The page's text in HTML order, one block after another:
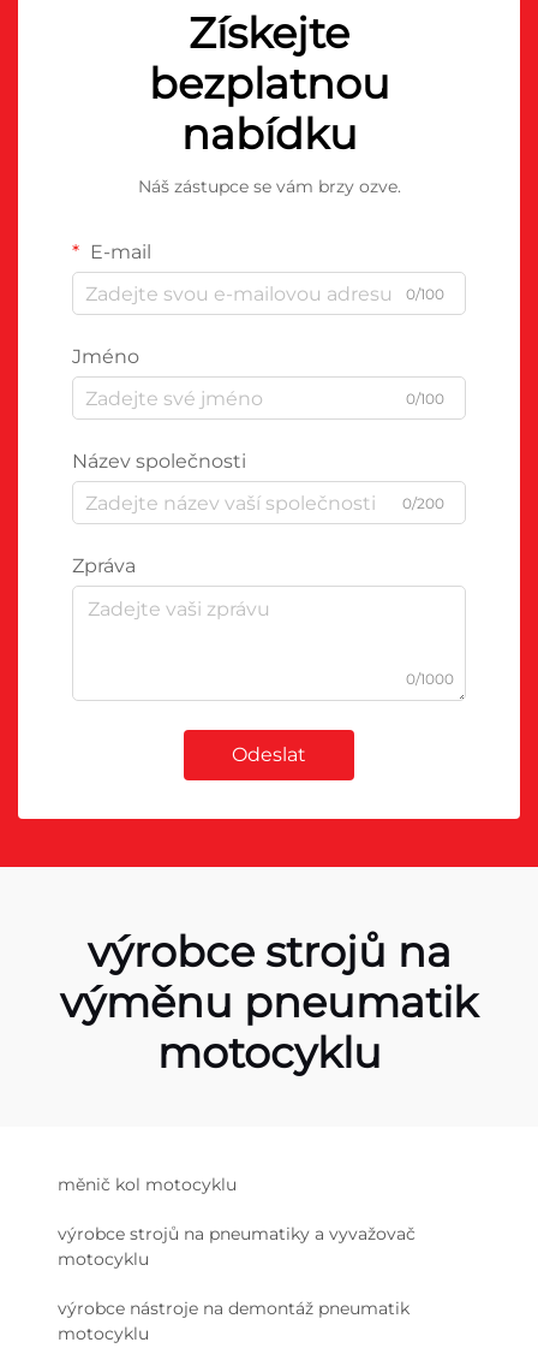
Získejte
bezplatnou
nabídku
Náš zástupce se vám brzy ozve.
E-mail
0/100
Jméno
0/100
Název společnosti
0/200
Zpráva
0/1000
Odeslat
výrobce strojů na
výměnu pneumatik
motocyklu
měnič kol motocyklu
výrobce strojů na pneumatiky a vyvažovač
motocyklu
výrobce nástroje na demontáž pneumatik
motocyklu